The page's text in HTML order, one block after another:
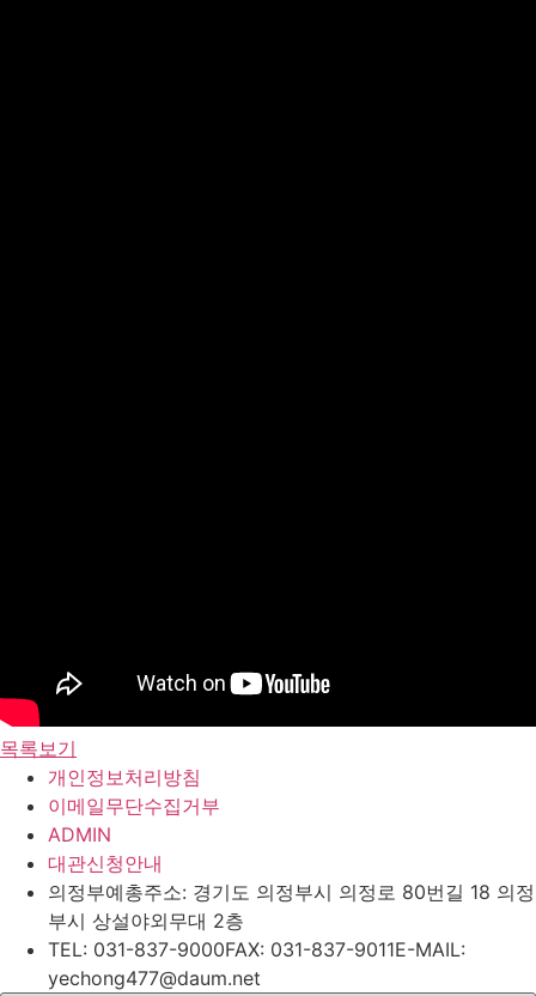
목록보기
개인정보처리방침
이메일무단수집거부
ADMIN
대관신청안내
의정부예총주소: 경기도 의정부시 의정로 80번길 18 의정
부시 상설야외무대 2층
TEL: 031-837-9000FAX: 031-837-9011E-MAIL:
yechong477@daum.net